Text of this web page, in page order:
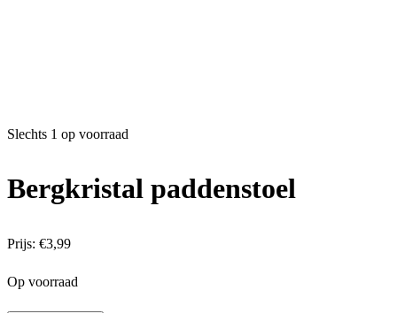
Slechts 1 op voorraad
Bergkristal paddenstoel
Prijs: €3,99
Op voorraad